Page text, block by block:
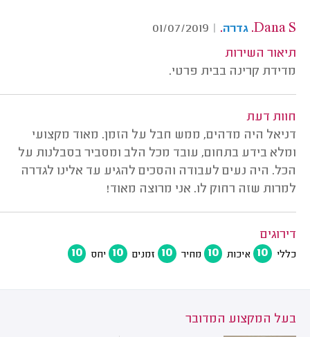
Dana S. גדרה.
|
01/07/2019
תיאור השירות
מדידת קרינה בבית פרטי.
חוות דעת
דניאל היה מדהים, ממש חבל על הזמן. מאוד מקצועי
ומלא בידע בתחום, עובד מכל הלב ומסביר בסבלנות על
הכל. היה נעים לעבודה והסכים להגיע עד אלינו לגדרה
למרות שזה רחוק לו. אני מרוצה מאוד!
דירוגים
כללי 10 איכות 10 מחיר 10 זמנים 10 יחס 10
בעל המקצוע המדובר